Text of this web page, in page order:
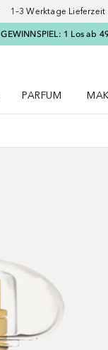
1–3 Werktage Lieferzeit
GEWINNSPIEL: 1 Los ab
PARFUM